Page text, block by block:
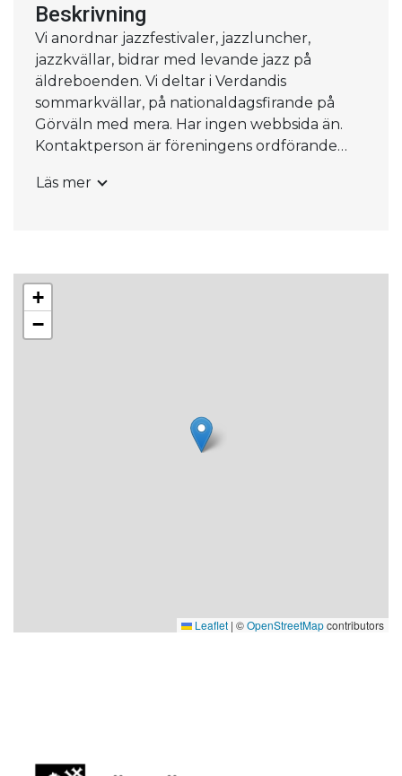
Beskrivning
Vi anordnar jazzfestivaler, jazzluncher,
jazzkvällar, bidrar med levande jazz på
äldreboenden. Vi deltar i Verdandis
sommarkvällar, på nationaldagsfirande på
Görväln med mera. Har ingen webbsida än.
Kontaktperson är föreningens ordförande
Läs mer
+
−
Leaflet | ©OpenStreetMapcontributors